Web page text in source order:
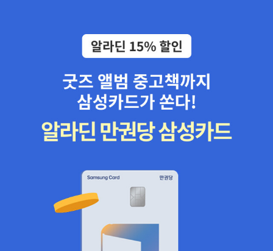
었습니다. 12월 시기의 오후 2시와 3월이 된 지금의 오후 2시의 느낌
은 많이 달라요. 해가 길어져서 그런 것 같기도 하고요. 돌아오는 길
길은 오랜만에 가서 그런지 못 보던 가게가 많이 있었습니다. 커피 전
문점 앞을 지나가다가 새로 나온 신메뉴 입간판을 보았는데, 잠깐 좋
있는 것 같았어요. 디저트 샐러드와 김밥 파는 가게가 생겼고, 조금 떨
긴 것 같기도 했어요. 초밥집은 오늘 휴무이고, 샐러드 가게는 개업준
비중인 것 같고, 스티커 가게는 안에서 기다리는 사람이 보였습니다.
오는 길에 보니까 네일샵도과 뷰티샵이 더 많아진 것도 있고요, 카페
와 디저트 가게도 늘었습니다. 나중에 한 번 가보고 싶은 생각도 조금
들었는데, 전에는 집 근처 보다는 도심의 백화점이나 영화관 서점이